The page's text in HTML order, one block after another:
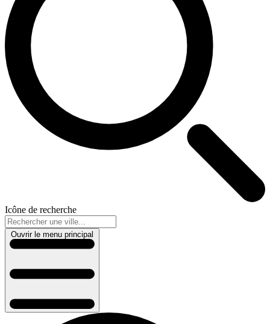
Icône de recherche
Ouvrir le menu principal